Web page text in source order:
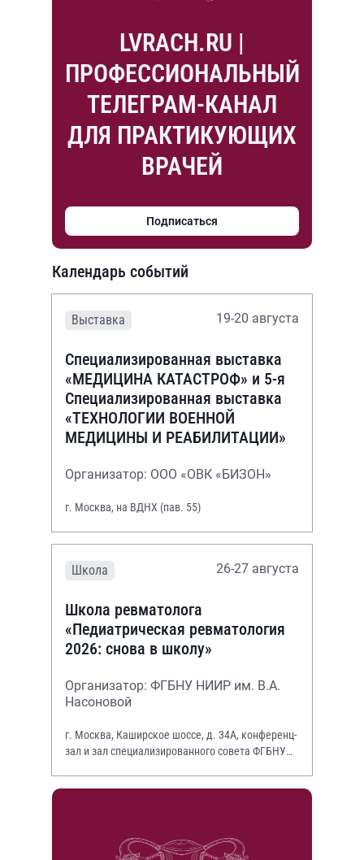
LVRACH.RU |
ПРОФЕССИОНАЛЬНЫЙ
ТЕЛЕГРАМ-КАНАЛ
ДЛЯ ПРАКТИКУЮЩИХ
ВРАЧЕЙ
Подписаться
Календарь событий
Выставка 19-20 августа
Специализированная выставка
«МЕДИЦИНА КАТАСТРОФ» и 5-я
Специализированная выставка
«ТЕХНОЛОГИИ ВОЕННОЙ
МЕДИЦИНЫ И РЕАБИЛИТАЦИИ»
Организатор: ООО «ОВК «БИЗОН»
г. Москва, на ВДНХ (пав. 55)
Школа 26-27 августа
Школа ревматолога
«Педиатрическая ревматология
2026: снова в школу»
Организатор: ФГБНУ НИИР им. В.А.
Насоновой
г. Москва, Каширское шоссе, д. 34А, конференц-
зал и зал специализированного совета ФГБНУ